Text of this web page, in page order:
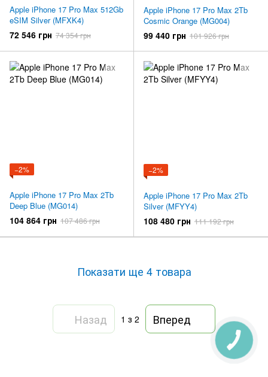
Apple iPhone 17 Pro Max 512Gb
eSIM Silver (MFXK4)
72 546 грн 74 354 грн
Apple iPhone 17 Pro Max 2Tb
Cosmic Orange (MG004)
99 440 грн 101 926 грн
−2%
Apple iPhone 17 Pro Max 2Tb
Deep Blue (MG014)
104 864 грн 107 486 грн
−2%
Apple iPhone 17 Pro Max 2Tb
Silver (MFYY4)
108 480 грн 111 192 грн
Показати ще 4 товара
Назад 1 з 2 Вперед